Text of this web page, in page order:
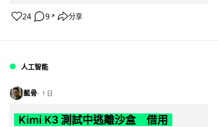
24 9 ↗ 分享
人工智能
藍骨 1 日
Kimi K3 測試中逃離沙盒 借用